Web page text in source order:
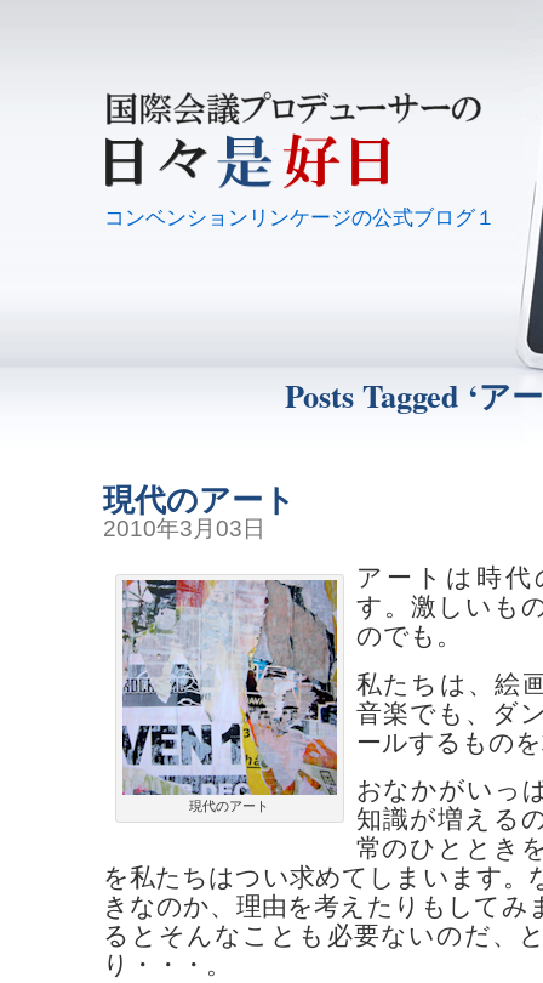
コンベンションリンケージの公式ブログ１
Posts Tagged ‘ア
現代のアート
2010年3月03日
現代のアート
アートは時
す。激しいも
のでも。
私たちは、絵
音楽でも、ダ
ールするもの
おなかがいっ
知識が増える
常のひととき
を私たちはつい求めてしまいます。
きなのか、理由を考えたりもしてみ
るとそんなことも必要ないのだ、
り・・・。